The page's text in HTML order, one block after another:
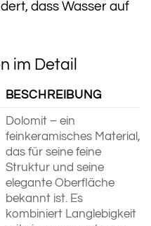
dass Wasser auf
im Detail
BESCHREIBUNG
Dolomit – ein
feinkeramisches Material,
das für seine feine
Struktur und seine
elegante Oberfläche
bekannt ist. Es
kombiniert Langlebigkeit